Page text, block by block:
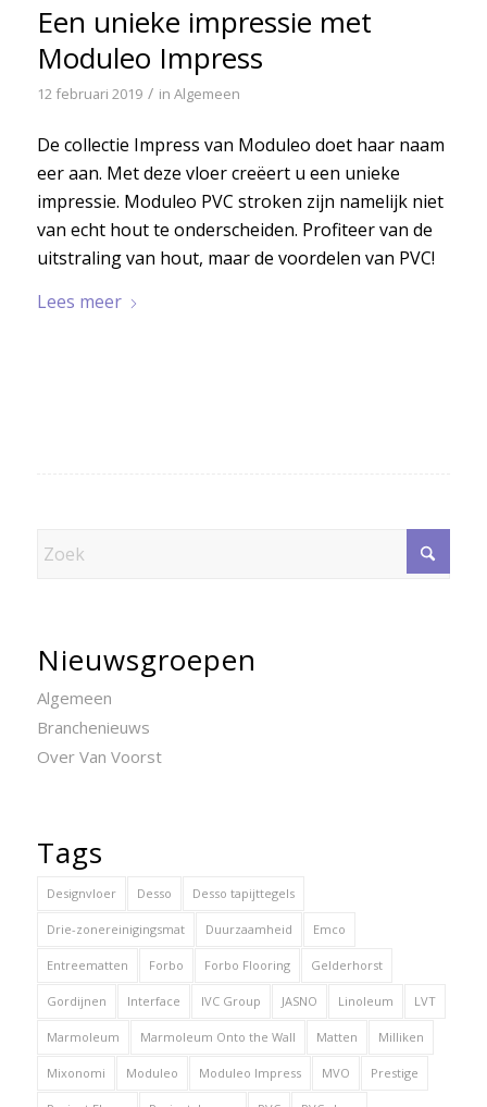
Een unieke impressie met
Moduleo Impress
12 februari 2019 / in Algemeen
De collectie Impress van Moduleo doet haar naam
eer aan. Met deze vloer creëert u een unieke
impressie. Moduleo PVC stroken zijn namelijk niet
van echt hout te onderscheiden. Profiteer van de
uitstraling van hout, maar de voordelen van PVC!
Lees meer
Nieuwsgroepen
Algemeen
Branchenieuws
Over Van Voorst
Tags
Designvloer Desso Desso tapijttegels
Drie-zonereinigingsmat Duurzaamheid Emco
Entreematten Forbo Forbo Flooring Gelderhorst
Gordijnen Interface IVC Group JASNO Linoleum LVT
Marmoleum Marmoleum Onto the Wall Matten Milliken
Mixonomi Moduleo Moduleo Impress MVO Prestige